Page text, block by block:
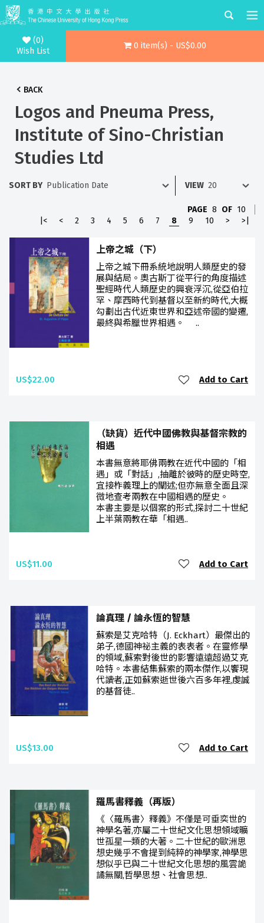
(0)
Wish List
0 item(s) - US$0.00
BACK
Logos and Pneuma Press,
Institute of Sino-Christian
Studies Ltd
SORT BY VIEW
PAGE 8 OF 10
|<
< 2 3 4 5 6 7 8 9 10 > >|
上帝之城（下）
上帝之城下冊系統地說明人類歷史的發
展與結局。奧古斯丁從平行的角度描述
聖經時代人類歷史的興衰浮沉,從亞伯拉
罕、摩西時代到基督以至新約時代,大概
勾劃出古代近東世界和亞述帝國的變遷,
最終與希臘世界相遇。 ..
US$22.00 Add to Cart
（缺貨）近代中國佛教與基督宗教的
相遇
本書無意將耶佛兩教在近代中國的「相
遇」或「對話」,抽離於彼時的歷史時空,
宜接柞義理上的闡述;但亦無意全面且深
微地查考兩教在中國相遇的歷史。
本書主要是以個案的形式,探討二十世紀
上半葉兩教在華「相遇..
US$11.00 Add to Cart
論真理 / 論永恆的智慧
蘇索是艾克哈特（J. Eckhart）最傑出的
弟子,德國神祕主義的表表者。在靈修學
的領域,蘇索對後世的影響遠遠超過艾克
哈特。本書結集蘇索的兩本傑作,以饗現
代讀者,正如蘇索逝世後六百多年裡,虔誠
的基督徒..
US$13.00 Add to Cart
羅馬書釋義（再版）
《〈羅馬書〉釋義》不僅是可垂奕世的
神學名著,亦屬二十世紀文化思想領域曠
世孤星一類的大著。二十世紀的歐洲思
想史幾乎不會提到純粹的神學家,神學思
想似乎已與二十世紀文化思想的風雲詭
譎無關,哲學思想、社會思想..